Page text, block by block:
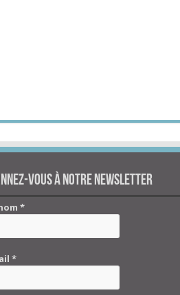
vous à notre newsletter
*
*